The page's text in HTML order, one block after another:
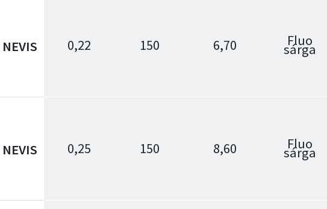
NEVIS 0,22 150 6,70 Fluo
sárga
NEVIS 0,25 150 8,60 Fluo
sárga